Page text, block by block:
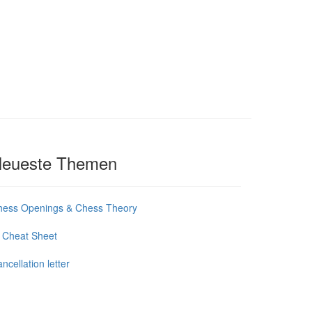
Themen
Openings & Chess Theory
Sheet
letter